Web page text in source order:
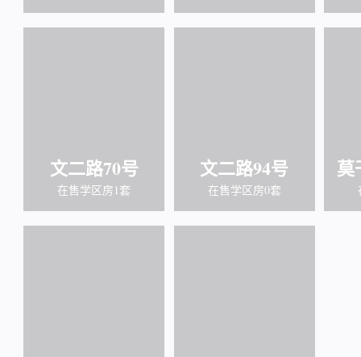
文二路70号
在售学区房1套
文二路94号
在售学区房0套
莫